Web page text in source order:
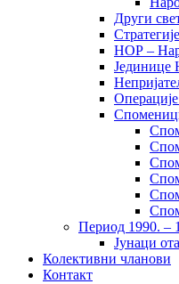
Други
НОР –
Период 1990. –
Јунаци
Колективни чланови
Контакт